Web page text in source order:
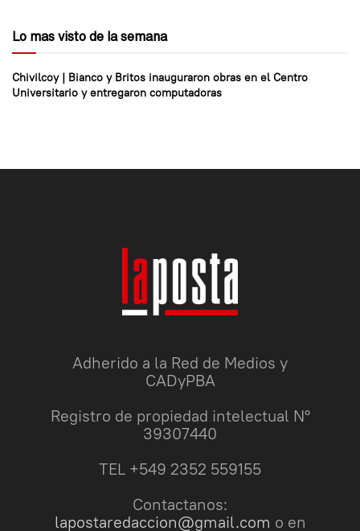
Lo mas visto de la semana
Chivilcoy | Bianco y Britos inauguraron obras en el Centro
Universitario y entregaron computadoras
Adherido a la Red de Medios y
CADyPBA
Registro de propiedad intelectual N°
39307440
TEL +549 2352 559155
Contactanos:
lapostaredaccion@gmail.com o en